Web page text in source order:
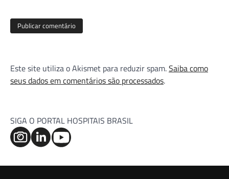
Este site utiliza o Akismet para reduzir spam.Saiba como
seus dados em comentários são processados.
SIGA O PORTAL HOSPITAIS BRASIL